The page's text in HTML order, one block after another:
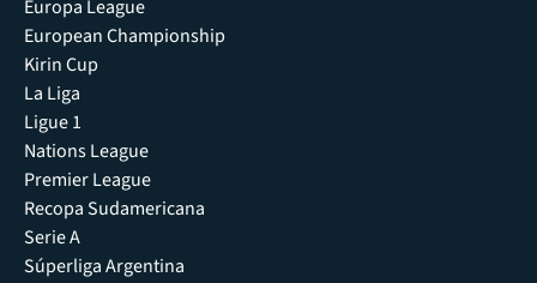
Europa League
European Championship
Kirin Cup
La Liga
Ligue 1
Nations League
Premier League
Recopa Sudamericana
Serie A
Súperliga Argentina